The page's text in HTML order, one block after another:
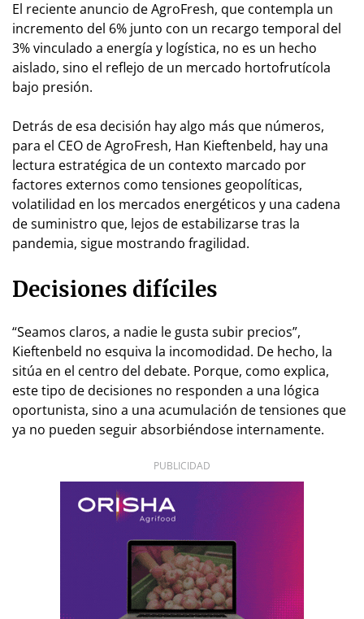
El reciente anuncio de AgroFresh, que contempla un
incremento del 6% junto con un recargo temporal del
3% vinculado a energía y logística, no es un hecho
aislado, sino el reflejo de un mercado hortofrutícola
bajo presión.
Detrás de esa decisión hay algo más que números,
para el CEO de AgroFresh, Han Kieftenbeld, hay una
lectura estratégica de un contexto marcado por
factores externos como tensiones geopolíticas,
volatilidad en los mercados energéticos y una cadena
de suministro que, lejos de estabilizarse tras la
pandemia, sigue mostrando fragilidad.
Decisiones difíciles
“Seamos claros, a nadie le gusta subir precios”,
Kieftenbeld no esquiva la incomodidad. De hecho, la
sitúa en el centro del debate. Porque, como explica,
este tipo de decisiones no responden a una lógica
oportunista, sino a una acumulación de tensiones que
ya no pueden seguir absorbiéndose internamente.
PUBLICIDAD